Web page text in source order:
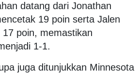
datang dari Jonathan
19 poin serta Jalen
poin, memastikan
1-1.
juga ditunjukkan Minnesota